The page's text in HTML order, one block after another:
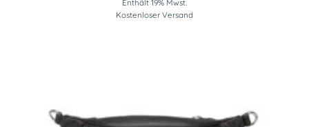
Enthält 19% Mwst.
Kostenloser Versand